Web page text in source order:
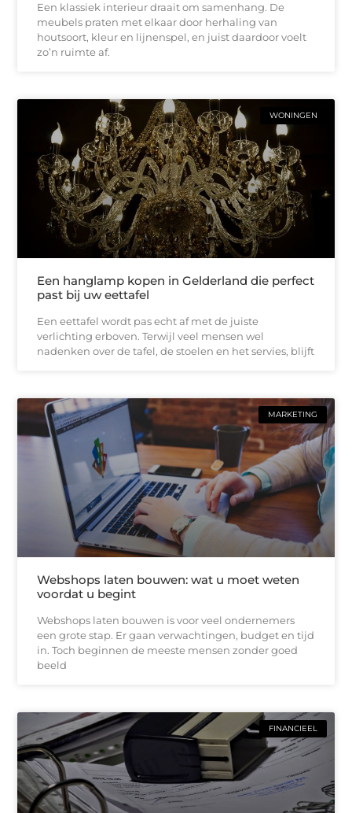
Een klassiek interieur draait om samenhang. De
meubels praten met elkaar door herhaling van
houtsoort, kleur en lijnenspel, en juist daardoor voelt
zo’n ruimte af.
WONINGEN
Een hanglamp kopen in Gelderland die perfect
past bij uw eettafel
Een eettafel wordt pas echt af met de juiste
verlichting erboven. Terwijl veel mensen wel
nadenken over de tafel, de stoelen en het servies, blijft
MARKETING
Webshops laten bouwen: wat u moet weten
voordat u begint
Webshops laten bouwen is voor veel ondernemers
een grote stap. Er gaan verwachtingen, budget en tijd
in. Toch beginnen de meeste mensen zonder goed
beeld
FINANCIEEL